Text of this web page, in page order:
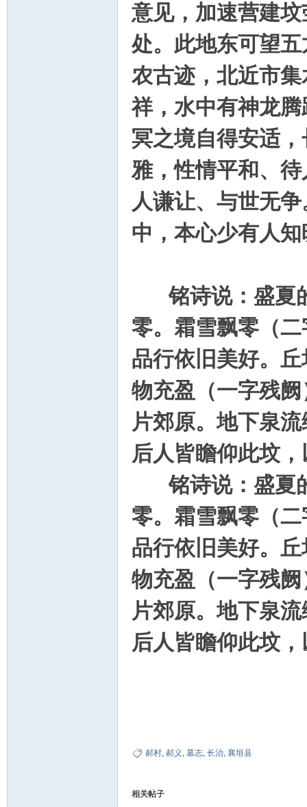
意见，加速营建
处。此地东可望
农古迹，北近市
祥，水中有神龙
冥之境自得安适
雅，性情平和、
人谦让、与世无
中，本心少有人
铭诗说：盛夏
零。霜雪飘零（
品行依旧美好。
物充盈（一字残
片郊原。地下泉
后人皆瞻仰此坟
铭诗说：盛夏
零。霜雪飘零（
品行依旧美好。
物充盈（一字残
片郊原。地下泉
后人皆瞻仰此坟
郝村, 郝义 , 墓志, 长治, 襄垣县
相关帖子